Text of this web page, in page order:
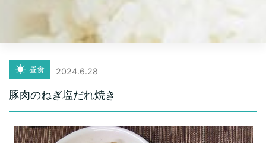
昼食 2024.6.28
豚肉のねぎ塩だれ焼き